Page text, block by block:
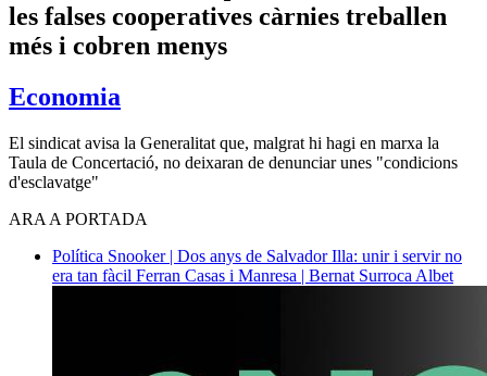
les falses cooperatives càrnies treballen
més i cobren menys
Economia
El sindicat avisa la Generalitat que, malgrat hi hagi en marxa la
Taula de Concertació, no deixaran de denunciar unes "condicions
d'esclavatge"
ARA A PORTADA
Política Snooker | Dos anys de Salvador Illa: unir i servir no
era tan fàcil Ferran Casas i Manresa | Bernat Surroca Albet